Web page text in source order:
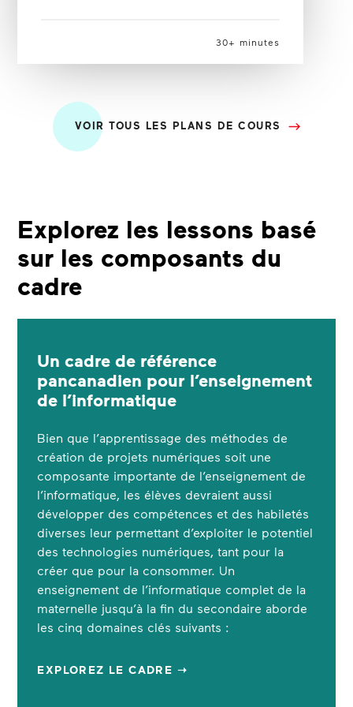
30+ minutes
VOIR TOUS LES PLANS DE COURS
Explorez les lessons basé
sur les composants du
cadre
Un cadre de référence
pancanadien pour l’enseignement
de l’informatique
Bien que l’apprentissage des méthodes de
création de projets numériques soit une
composante importante de l’enseignement de
l’informatique, les élèves devraient aussi
développer des compétences et des habiletés
diverses leur permettant d’exploiter le potentiel
des technologies numériques, tant pour la
créer que pour la consommer. Un
enseignement de l’informatique complet de la
maternelle jusqu’à la fin du secondaire aborde
les cinq domaines clés suivants :
EXPLOREZ LE CADRE ➝